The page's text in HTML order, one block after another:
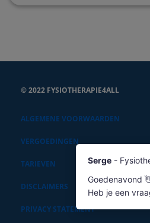
© 2022 FYSIOTHERAPIE4ALL
ALGEMENE VOORWAARDEN
VERGOEDINGEN
TARIEVEN
DISCLAIMERS
PRIVACY STATEMENT